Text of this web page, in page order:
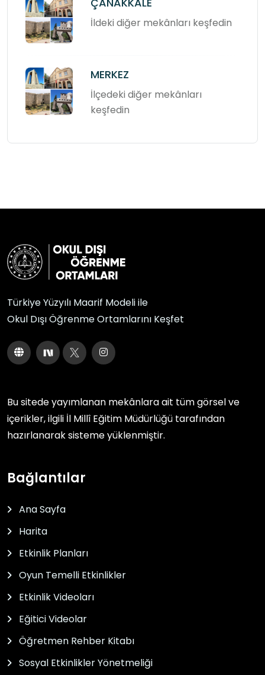
İldeki diğer mekânları keşfedin
MERKEZ
İlçedeki diğer mekânları
keşfedin
Türkiye Yüzyılı Maarif Modeli ile
Okul Dışı Öğrenme Ortamlarını Keşfet
Bu sitede yayımlanan mekânlara ait tüm görsel ve
içerikler, ilgili İl Millî Eğitim Müdürlüğü tarafından
hazırlanarak sisteme yüklenmiştir.
Bağlantılar
Ana Sayfa
Harita
Etkinlik Planları
Oyun Temelli Etkinlikler
Etkinlik Videoları
Eğitici Videolar
Öğretmen Rehber Kitabı
Sosyal Etkinlikler Yönetmeliği